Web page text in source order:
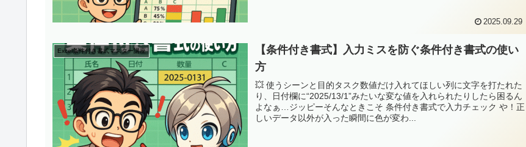
2025.09.29
Excel条件付き書式マスター講座
【条件付き書式】入力ミスを防ぐ条件付き書式の使い
方
💥 使うシーンと目的タスク数値だけ入れてほしい列に文字を打たれた
り、日付欄に“2025/13/1”みたいな変な値を入れられたりしたら困るん
よなぁ…ジッピーそんなときこそ 条件付き書式で入力チェック や！正
しいデータ以外が入った瞬間に色が変わ...